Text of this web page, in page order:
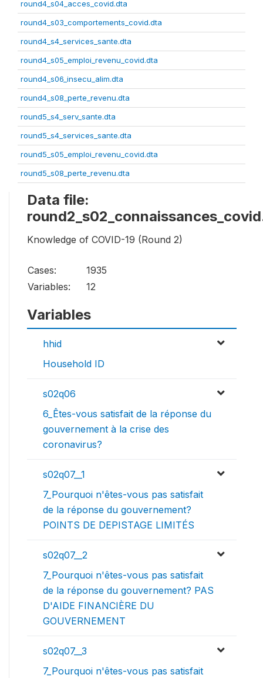
round4_s04_acces_covid.dta
round4_s03_comportements_covid.dta
round4_s4_services_sante.dta
round4_s05_emploi_revenu_covid.dta
round4_s06_insecu_alim.dta
round4_s08_perte_revenu.dta
round5_s4_serv_sante.dta
round5_s4_services_sante.dta
round5_s05_emploi_revenu_covid.dta
round5_s08_perte_revenu.dta
Data file:
Knowledge of COVID-19 (Round 2)
Cases:
1935
Variables:
12
Variables
hhid
Household ID
s02q06
6_Êtes-vous satisfait de la réponse du
gouvernement à la crise des
coronavirus?
s02q07__1
7_Pourquoi n'êtes-vous pas satisfait
de la réponse du gouvernement?
POINTS DE DEPISTAGE LIMITÉS
s02q07__2
7_Pourquoi n'êtes-vous pas satisfait
de la réponse du gouvernement? PAS
D'AIDE FINANCIÈRE DU
GOUVERNEMENT
s02q07__3
7_Pourquoi n'êtes-vous pas satisfait